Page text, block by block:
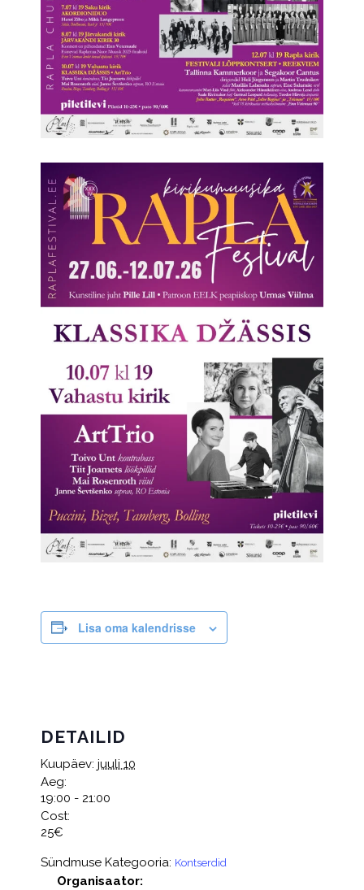
Lisa oma kalendrisse
DETAILID
Kuupäev: juuli 10
Aeg:
19:00 - 21:00
Cost:
25€
Sündmuse Kategooria: Kontserdid
Organisaator: